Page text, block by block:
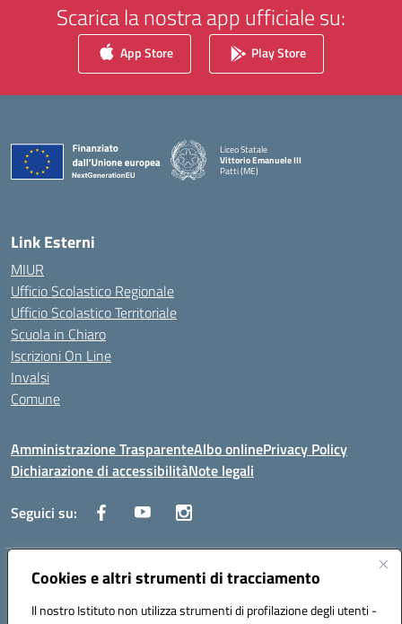
Cookies e altri strumenti di tracciamento
Il nostro Istituto non utilizza strumenti di profilazione degli utenti -
Scarica la nostra app ufficiale su:
App Store Play Store
Liceo Statale
Vittorio Emanuele III
Patti (ME)
Link Esterni
MIUR
Ufficio Scolastico Regionale
Ufficio Scolastico Territoriale
Scuola in Chiaro
Iscrizioni On Line
Invalsi
Comune
Amministrazione TrasparenteAlbo onlinePrivacy Policy
Dichiarazione di accessibilitàNote legali
Seguici su:
Indirizzo:Via Trieste, 43 – 98066 Patti (ME)
Posta elettronica certificata (PEC):mepc060006@pec.istruzione.it